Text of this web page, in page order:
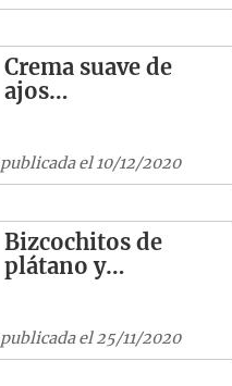
Crema suave de
ajos…
publicada el 10/12/2020
Bizcochitos de
plátano y…
publicada el 25/11/2020